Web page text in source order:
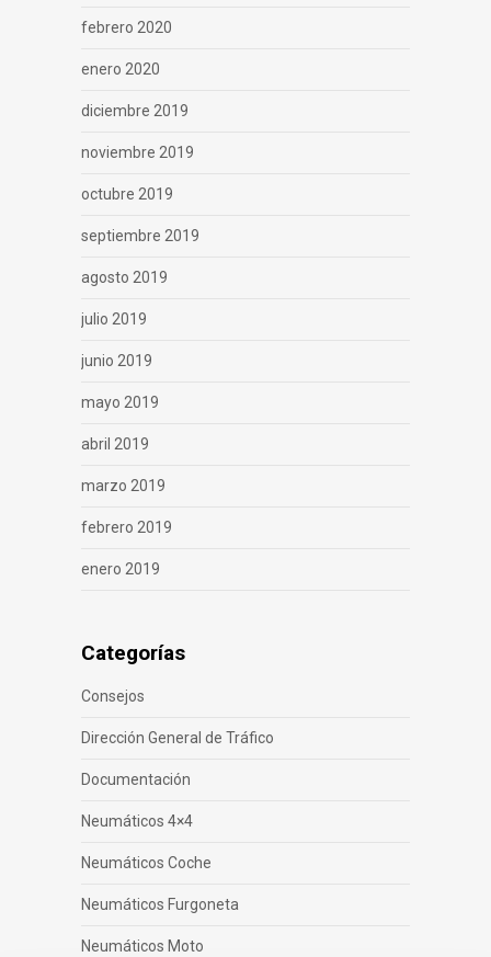
febrero 2020
enero 2020
diciembre 2019
noviembre 2019
octubre 2019
septiembre 2019
agosto 2019
julio 2019
junio 2019
mayo 2019
abril 2019
marzo 2019
febrero 2019
enero 2019
Categorías
Consejos
Dirección General de Tráfico
Documentación
Neumáticos 4×4
Neumáticos Coche
Neumáticos Furgoneta
Neumáticos Moto